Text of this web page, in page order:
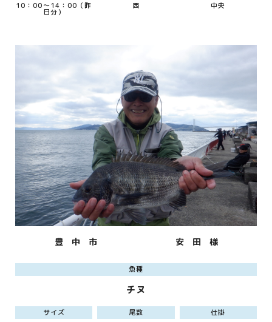
10：00～14：00（昨
日分）
西
中央
豊 中 市 安 田 様
魚種
チヌ
サイズ
尾数
仕掛